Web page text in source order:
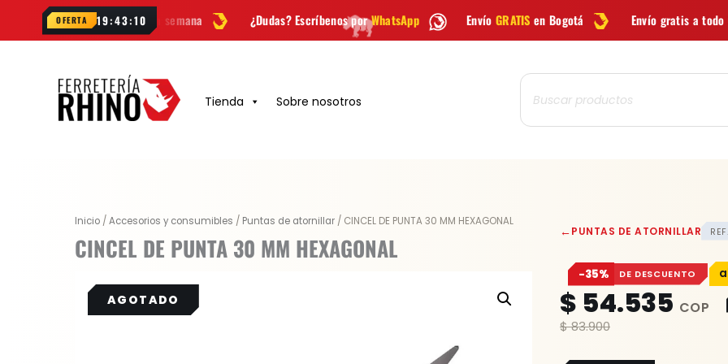
OFERTA 19:43:10
cada semana ¿Dudas? Escríbenos porWhatsApp EnvíoGRATISen Bogotá Envío gratis a todo Colombia desde
Tienda Sobre nosotros
Búsqueda
de
productos
Inicio /Accesorios y consumibles / Puntas de atornillar / CINCEL DE PUNTA 30 MM HEXAGONAL
CINCEL DE PUNTA 30 MM HEXAGONAL
←PUNTAS DE ATORNILLAR REF.
−35% DE DESCUENTO
$83.900
Original
price
was:
$ 83.900.
$ 54.535
Current
price
is:
$ 54.535.